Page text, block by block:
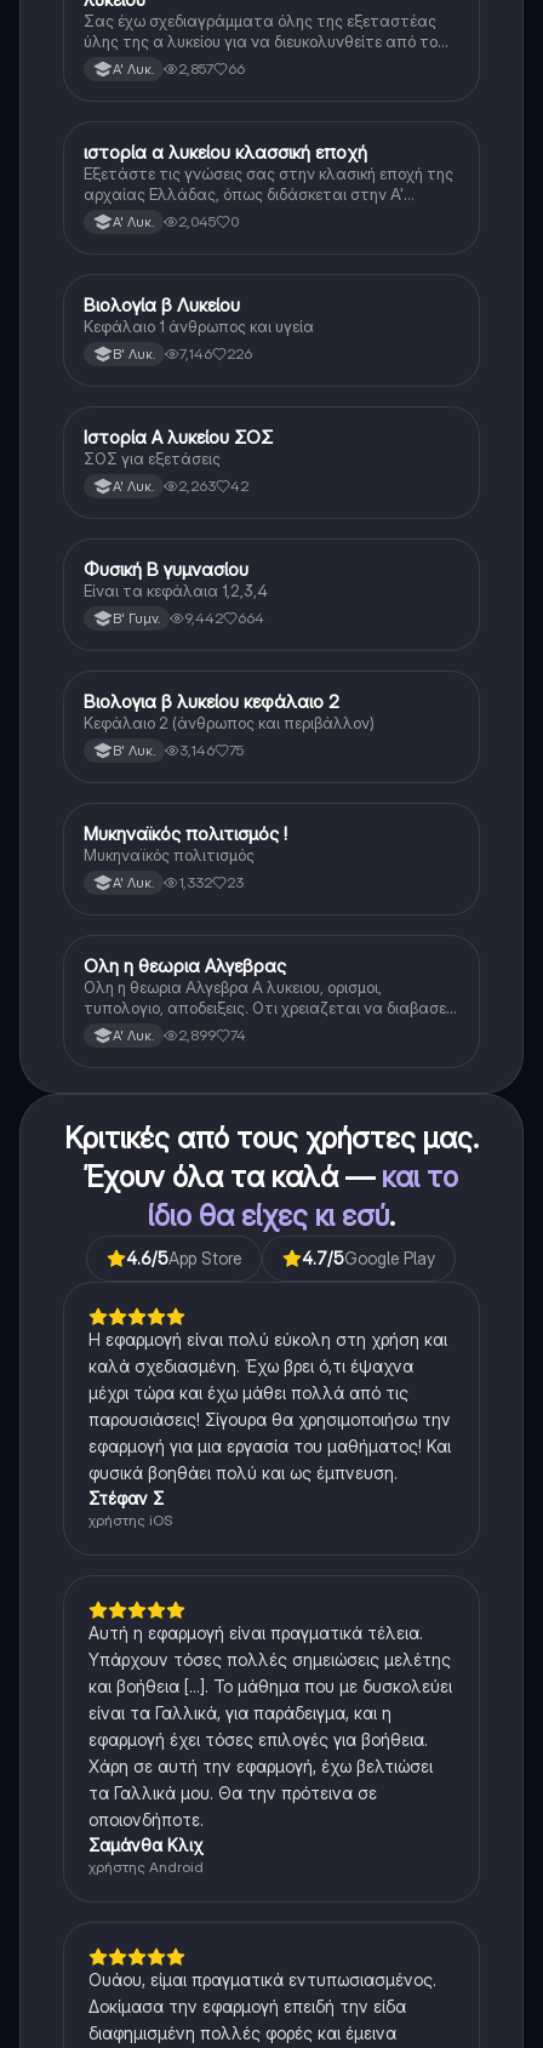
Σας έχω σχεδιαγράμματα όλης της εξεταστέας
ύλης της α λυκείου για να διευκολυνθείτε από το
τεράστιο βάρος του βιβλίου
Α' Λυκ. 2,857 66
Ιστορία
ιστορία α λυκείου κλασσική εποχή
Εξετάστε τις γνώσεις σας στην κλασική εποχή της
αρχαίας Ελλάδας, όπως διδάσκεται στην Α'
Λυκείου.Α' Λυκ. 2,045 0
Βιολογία
Βιολογία β Λυκείου
Κεφάλαιο 1 άνθρωπος και υγεία
Β' Λυκ. 7,146 226
Ιστορία
Ιστορία Α λυκείου ΣΟΣ
ΣΟΣ για εξετάσεις
Α' Λυκ. 2,263 42
Φυσική
Φυσική Β γυμνασίου
Είναι τα κεφάλαια 1,2,3,4
Β' Γυμν. 9,442 664
Βιολογία
Βιολογια β λυκείου κεφάλαιο 2
Κεφάλαιο 2 (άνθρωπος και περιβάλλον)
Β' Λυκ. 3,146 75
Ιστορία
Μυκηναϊκός πολιτισμός !
Μυκηναϊκός πολιτισμός
Α' Λυκ. 1,332 23
Μαθηματικά
Ολη η θεωρια Αλγεβρας
Ολη η θεωρια Αλγεβρα Α λυκειου, ορισμοι,
τυπολογιο, αποδειξεις. Οτι χρειαζεται να διαβασεις
για το θεωρητικο κομματι της αλγεβρας.
Α' Λυκ. 2,899 74
Κριτικές από τους χρήστες μας.
Έχουν όλα τα καλά — και το
ίδιο θα είχες κι εσύ.
4.6/5App Store 4.7/5Google Play
Η εφαρμογή είναι πολύ εύκολη στη χρήση και
καλά σχεδιασμένη. Έχω βρει ό,τι έψαχνα
μέχρι τώρα και έχω μάθει πολλά από τις
παρουσιάσεις! Σίγουρα θα χρησιμοποιήσω την
εφαρμογή για μια εργασία του μαθήματος! Και
φυσικά βοηθάει πολύ και ως έμπνευση.
Στέφαν Σ
χρήστης iOS
Αυτή η εφαρμογή είναι πραγματικά τέλεια.
Υπάρχουν τόσες πολλές σημειώσεις μελέτης
και βοήθεια [...]. Το μάθημα που με δυσκολεύει
είναι τα Γαλλικά, για παράδειγμα, και η
εφαρμογή έχει τόσες επιλογές για βοήθεια.
Χάρη σε αυτή την εφαρμογή, έχω βελτιώσει
τα Γαλλικά μου. Θα την πρότεινα σε
οποιονδήποτε.
Σαμάνθα Κλιχ
χρήστης Android
Ουάου, είμαι πραγματικά εντυπωσιασμένος.
Δοκίμασα την εφαρμογή επειδή την είδα
διαφημισμένη πολλές φορές και έμεινα